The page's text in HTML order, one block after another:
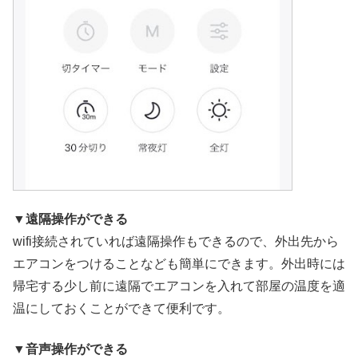
▼遠隔操作ができる
wifi接続されていれば遠隔操作もできるので、外出先から
エアコンをつけることなども簡単にできます。外出時には
帰宅する少し前に遠隔でエアコンを入れて部屋の温度を適
温にしておくことができて便利です。
▼音声操作ができる